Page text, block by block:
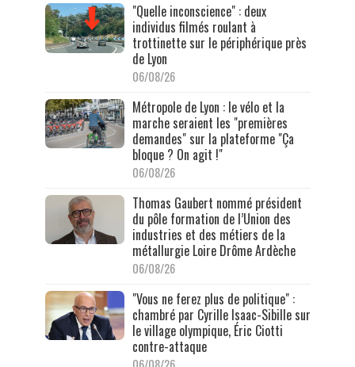
"Quelle inconscience" : deux
individus filmés roulant à
trottinette sur le périphérique près
de Lyon
06/08/26
Métropole de Lyon : le vélo et la
marche seraient les "premières
demandes" sur la plateforme "Ça
bloque ? On agit !"
06/08/26
Thomas Gaubert nommé président
du pôle formation de l’Union des
industries et des métiers de la
métallurgie Loire Drôme Ardèche
06/08/26
"Vous ne ferez plus de politique" :
chambré par Cyrille Isaac-Sibille sur
le village olympique, Éric Ciotti
contre-attaque